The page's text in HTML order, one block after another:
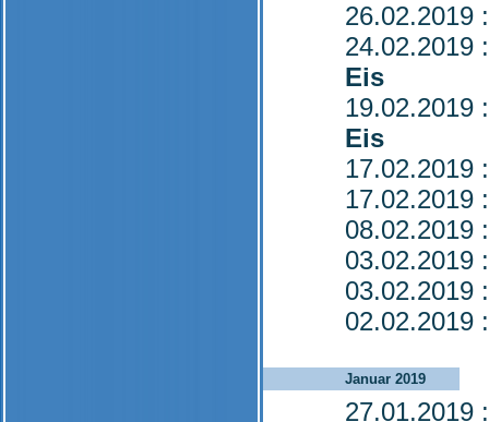
26.02.2019
24.02.2019
Eis
19.02.2019
Eis
17.02.2019
17.02.2019
08.02.2019
03.02.2019
03.02.2019
02.02.2019
Januar 2019
27.01.2019